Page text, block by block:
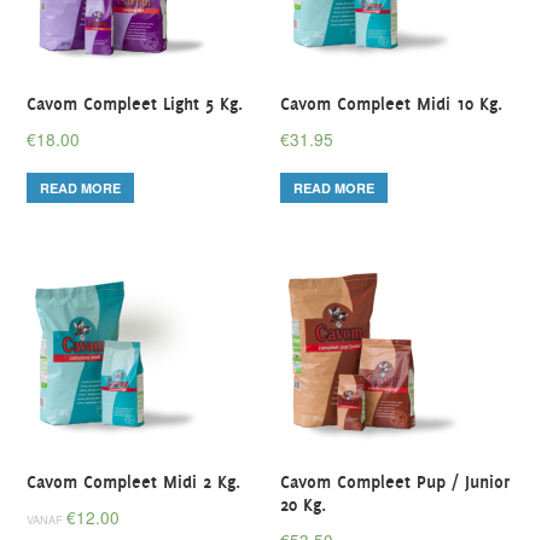
Cavom Compleet Light 5 Kg.
€18.00
READ MORE
Cavom Compleet Midi 10 Kg.
€31.95
READ MORE
Cavom Compleet Midi 2 Kg.
VANAF€12.00
Cavom Compleet Pup / Junior
20 Kg.